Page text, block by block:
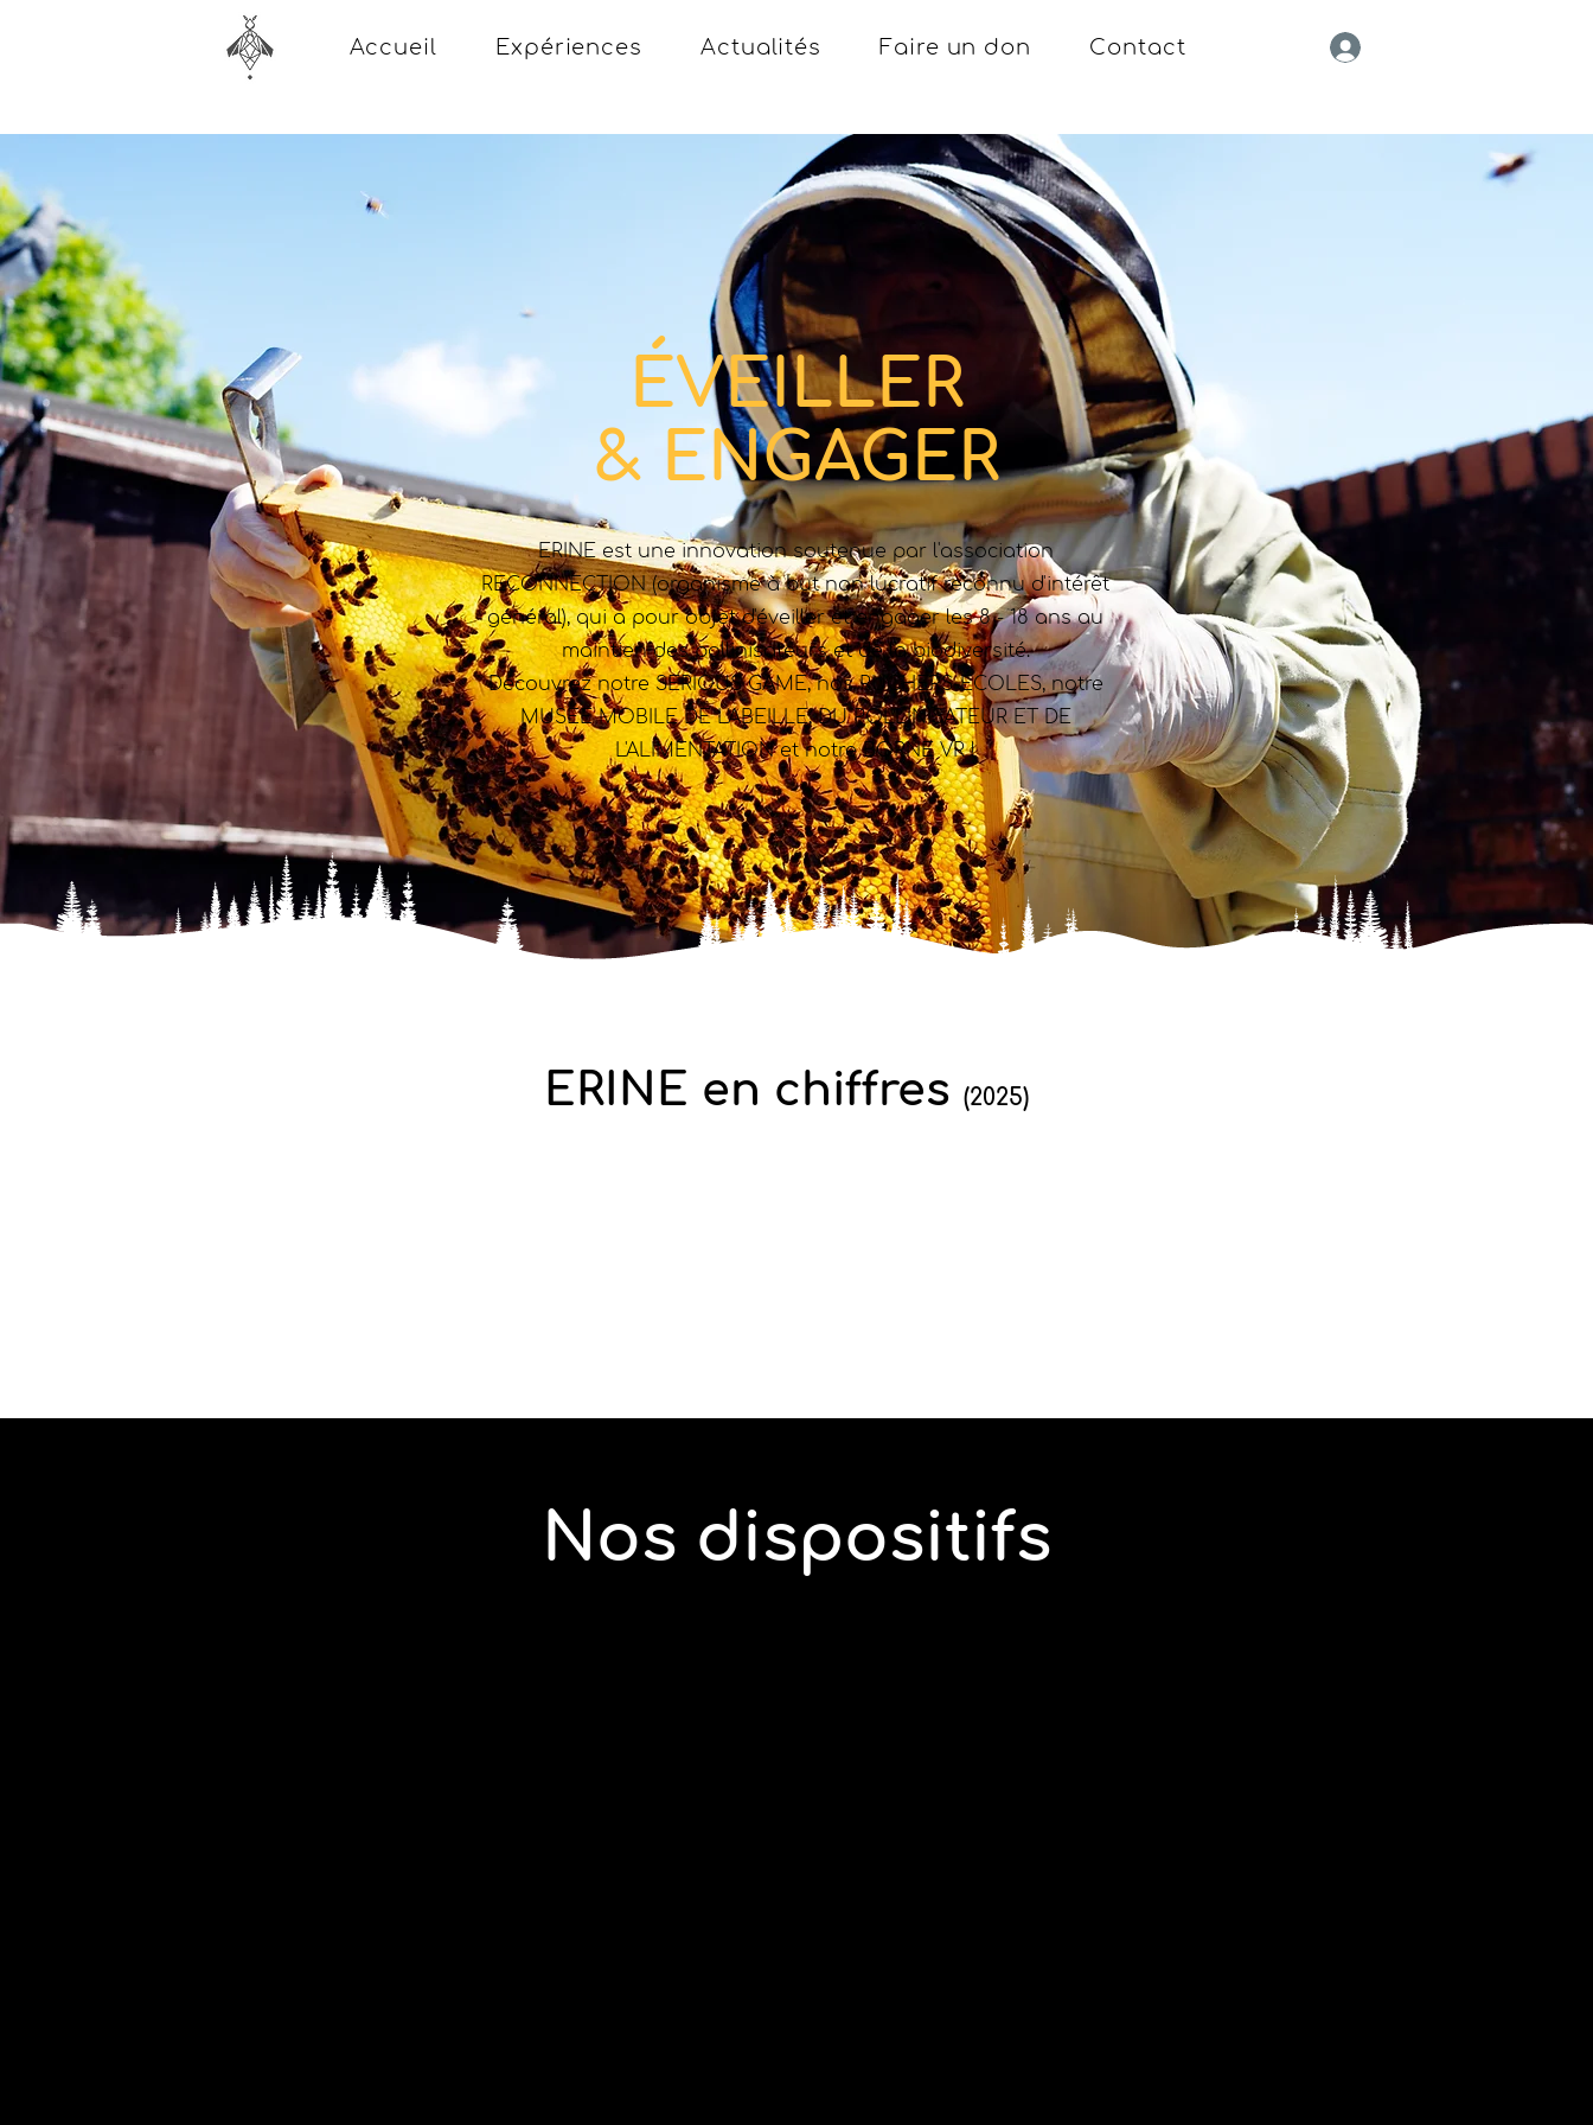
Accueil Expériences Actualités Faire un don Contact
ÉVEILLER
& ENGAGER
ERINE est une innovation soutenue par l'association
RECONNECTION (organisme à but non lucratif reconnu d'intérêt
général), qui a pour objet d'éveiller et engager les 8 - 18 ans au
maintien des pollinisateurs et de la biodiversité.
Découvrez notre SERIOUS GAME, nos RUCHERS-ÉCOLES, notre
MUSÉE MOBILE DE L'ABEILLE, DU POLLINISATEUR ET DE
L'ALIMENTATION et notre BORNE VR !
ERINE en chiffres (2025)
Nos dispositifs